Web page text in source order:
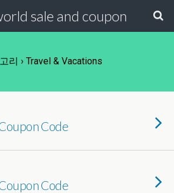
sale and coupon
리 › Travel & Vacations
Code
Code